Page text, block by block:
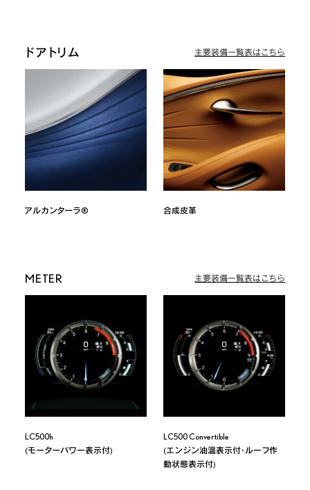
ドアトリム 主要装備一覧表はこちら
アルカンターラ® 合成皮革
METER 主要装備一覧表はこちら
LC500h
(モーターパワー表示付)
LC500 Convertible
(エンジン油温表示付・ルーフ作
動状態表示付)